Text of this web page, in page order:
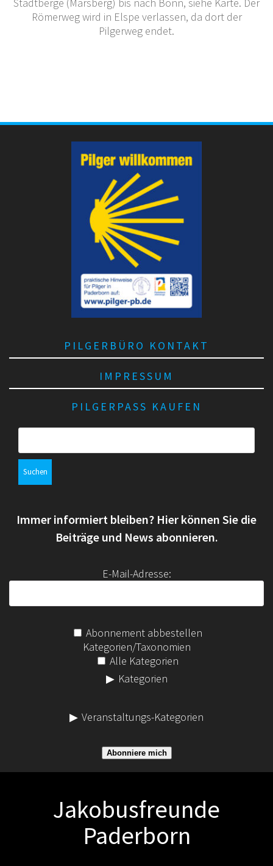
Römerweg wird in Elspe verlassen, da dort der
Pilgerweg endet.
PILGERBÜRO KONTAKT
IMPRESSUM
PILGERPASS KAUFEN
n
a
:
Immer informiert bleiben? Hier können Sie die
Beiträge und News abonnieren.
E-Mail-Adresse:
Abonnement abbestellen
Kategorien/Taxonomien
Alle Kategorien
Kategorien
Veranstaltungs-Kategorien
Abonniere mich
Jakobusfreunde
Paderborn